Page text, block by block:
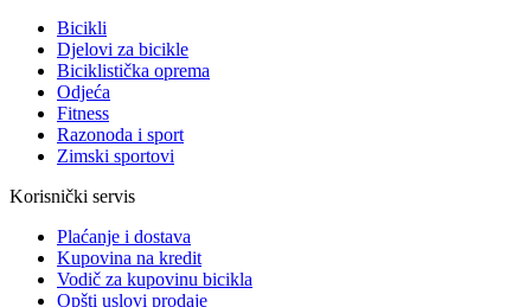
Bicikli
Djelovi za bicikle
Biciklistička oprema
Odjeća
Fitness
Razonoda i sport
Zimski sportovi
Korisnički servis
Plaćanje i dostava
Kupovina na kredit
Vodič za kupovinu bicikla
Opšti uslovi prodaje